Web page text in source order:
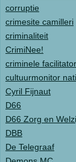
corruptie
crimesite camilleri
criminaliteit
CrimiNee!
criminele
cultuurmonitor
Cyril Fijnaut
D66
D66 Zorg en
DBB
De Telegraaf